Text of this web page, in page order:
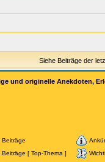
Siehe Beiträge der
und originelle Anekdoten,
[ Top-Thema ]